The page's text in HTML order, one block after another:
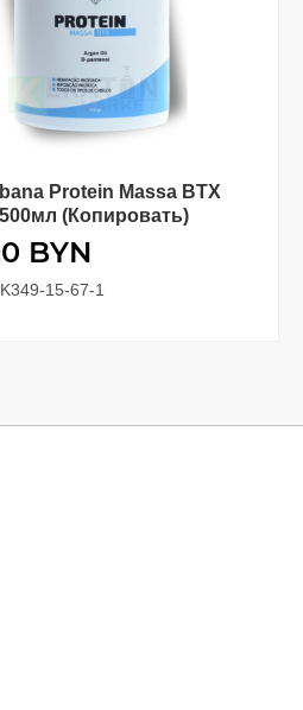
В КОРЗИНУ
Protein Massa BTX
(Копировать)
BYN
15-67-1